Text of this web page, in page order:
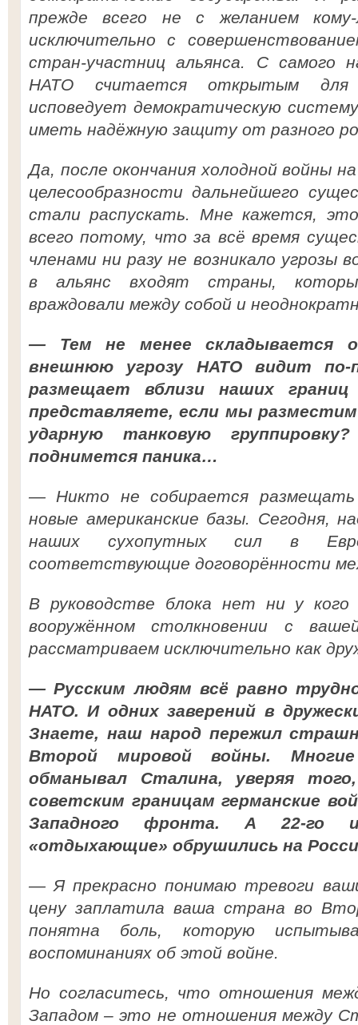
прежде всего не с желанием
исключительно с
стран-участниц альянса. С самого
НАТО считается открытым для
исповедует демократическую
иметь надёжную защиту от разного
Да, после окончания холодной войны
целесообразности дальнейшего
стали распускать. Мне кажется,
всего потому, что за всё время
членами ни разу не возникало угрозы
в альянс входят страны,
враждовали между собой и
— Тем не менее складывается
внешнюю угрозу НАТО видит по-
размещает вблизи наших
представляете, если мы разместим
ударную танковую
поднимется паника…
— Никто не собирается размещать
новые американские базы. Сегодня,
наших сухопутных сил в
соответствующие договорённости
В руководстве блока нет ни у
вооружённом столкновении с
рассматриваем исключительно как
— Русским людям всё равно
НАТО. И одних заверений в
Знаете, наш народ пережил
Второй мировой войны.
обманывал Сталина, уверяя
советским границам германские
Западного фронта. А 22-го
«отдыхающие» обрушились на
— Я прекрасно понимаю тревоги
цену заплатила ваша страна во
понятна боль, которую
воспоминаниях об этой войне.
Но согласитесь, что отношения
Западом – это не отношения между